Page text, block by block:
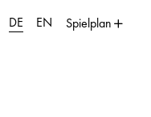
DE EN Spielplan